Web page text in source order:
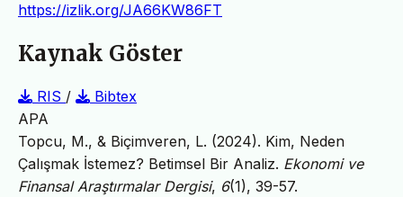
https://izlik.org/JA66KW86FT
Kaynak Göster
RIS /
Bibtex
APA
Topcu, M., & Biçimveren, L. (2024). Kim, Neden
Çalışmak İstemez? Betimsel Bir Analiz. Ekonomi ve
Finansal Araştırmalar Dergisi, 6(1), 39-57.